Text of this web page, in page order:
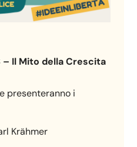
– Il Mito della Crescita
presenteranno i
Krähmer